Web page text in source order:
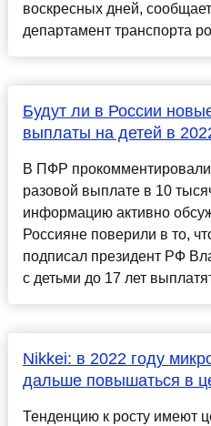
воскресных дней,
департамент транспорта
Будут ли в России
выплаты на детей в
В ПФР
разовой выплате в 10
информацию активно
Россияне поверили в то,
подписал президент РФ
с детьми до 17 лет
Nikkei: в 2022 году
дальше повышаться в
Тенденцию к росту имеют